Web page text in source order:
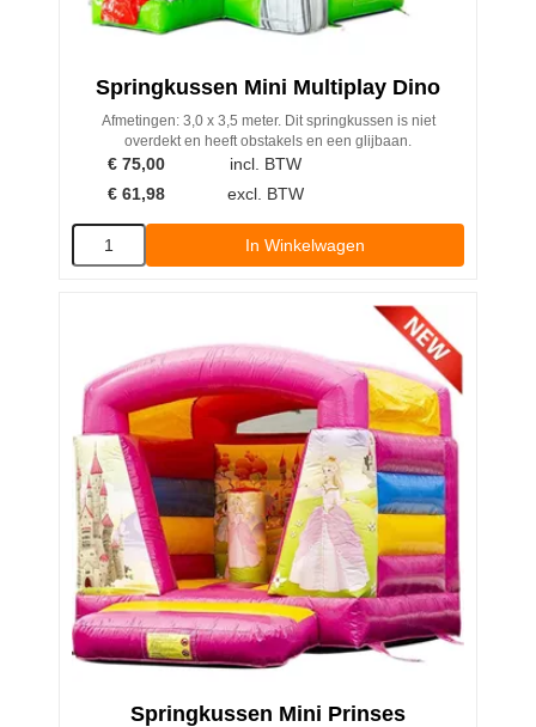
Springkussen Mini Multiplay Dino
Afmetingen: 3,0 x 3,5 meter. Dit springkussen is niet
overdekt en heeft obstakels en een glijbaan.
€ 75,00
incl. BTW
€ 61,98 excl. BTW
In Winkelwagen
Springkussen Mini Prinses